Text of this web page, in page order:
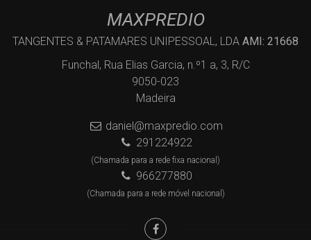
MAXPREDIO
TANGENTES & PATAMARES UNIPESSOAL, LDA AMI: 21668
Funchal, Rua Elias Garcia, n.º1 a, 3, R/C
9050-023
Madeira
daniel@maxpredio.com
291224922
(Chamada para a rede fixa nacional)
966277880
(Chamada para a rede móvel nacional)